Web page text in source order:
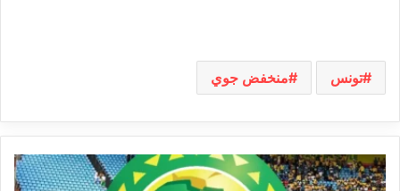
تونس منخفض جوي
اجتماع
عاجل